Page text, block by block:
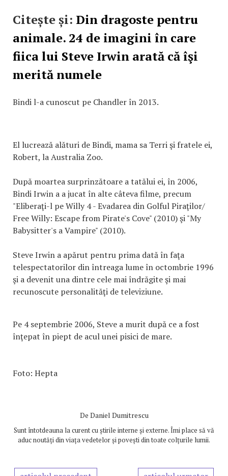
Citește și: Din dragoste pentru
animale. 24 de imagini în care
fiica lui Steve Irwin arată că îşi
merită numele
Bindi l-a cunoscut pe Chandler în 2013.
El lucrează alături de Bindi, mama sa Terri şi fratele ei,
Robert, la Australia Zoo.
După moartea surprinzătoare a tatălui ei, în 2006,
Bindi Irwin a a jucat în alte câteva filme, precum
"Eliberaţi-l pe Willy 4 - Evadarea din Golful Piraţilor/
Free Willy: Escape from Pirate's Cove" (2010) şi "My
Babysitter's a Vampire" (2010).
Steve Irwin a apărut pentru prima dată în faţa
telespectatorilor din întreaga lume în octombrie 1996
şi a devenit una dintre cele mai îndrăgite şi mai
recunoscute personalităţi de televiziune.
Pe 4 septembrie 2006, Steve a murit după ce a fost
înţepat în piept de acul unei pisici de mare.
Foto: Hepta
De Daniel Dumitrescu
Sunt întotdeauna la curent cu știrile interne și externe. Îmi place să vă
aduc noutăți din viața vedetelor și povești din toate colțurile lumii.